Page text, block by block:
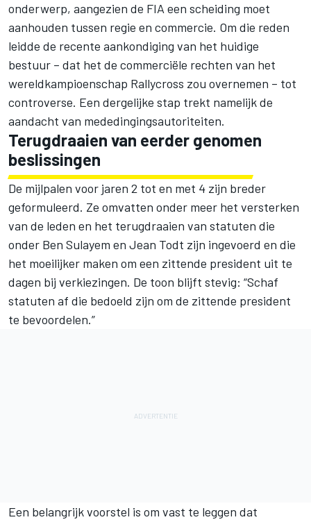
onderwerp, aangezien de FIA een scheiding moet
aanhouden tussen regie en commercie. Om die reden
leidde de recente aankondiging van het huidige
bestuur – dat het de commerciële rechten van het
wereldkampioenschap Rallycross zou overnemen – tot
controverse. Een dergelijke stap trekt namelijk de
aandacht van mededingingsautoriteiten.
Terugdraaien van eerder genomen
beslissingen
De mijlpalen voor jaren 2 tot en met 4 zijn breder
geformuleerd. Ze omvatten onder meer het versterken
van de leden en het terugdraaien van statuten die
onder Ben Sulayem en Jean Todt zijn ingevoerd en die
het moeilijker maken om een zittende president uit te
dagen bij verkiezingen. De toon blijft stevig: “Schaf
statuten af die bedoeld zijn om de zittende president
te bevoordelen.”
Een belangrijk voorstel is om vast te leggen dat